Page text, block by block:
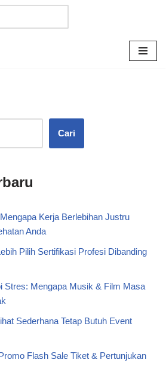
Cari
Kerja Berlebihan Justru
Anda
Pilih Sertifikasi Profesi Dibanding
Stres: Mengapa Musik & Film Masa
Sederhana Tetap Butuh Event
Flash Sale Tiket & Pertunjukan